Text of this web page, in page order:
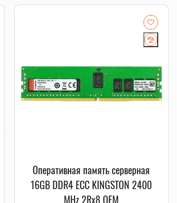
Оперативная память серверная
16GB DDR4 ECC KINGSTON 2400
MHz 2Rx8 OEM